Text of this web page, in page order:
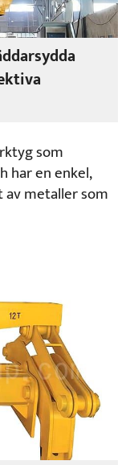
som
har en enkel,
metaller som